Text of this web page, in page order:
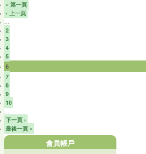
« 第一頁
‹ 上一頁
…
2
3
4
5
6
7
8
9
10
…
下一頁 ›
最後一頁 »
會員帳戶